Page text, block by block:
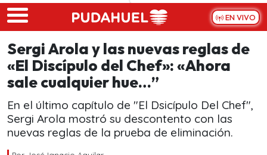
Skip to main content
EN VIVO
Sergi Arola y las nuevas reglas de
«El Discípulo del Chef»: «Ahora
sale cualquier hue…”
En el último capítulo de "El Dsicípulo Del Chef",
Sergi Arola mostró su descontento con las
nuevas reglas de la prueba de eliminación.